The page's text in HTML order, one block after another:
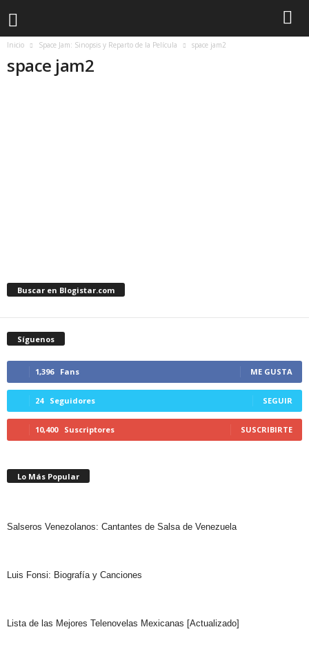
Inicio Space Jam: Sinopsis y Reparto de la Película space jam2
space jam2
Buscar en Blogistar.com
Síguenos
1,396 Fans ME GUSTA
24 Seguidores SEGUIR
10,400 Suscriptores SUSCRIBIRTE
Lo Más Popular
Salseros Venezolanos: Cantantes de Salsa de Venezuela
Luis Fonsi: Biografía y Canciones
Lista de las Mejores Telenovelas Mexicanas [Actualizado]